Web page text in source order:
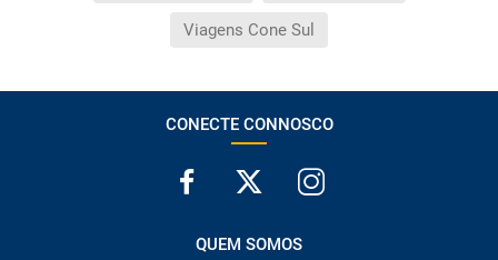
Viagens Cone Sul
CONECTE CONNOSCO
QUEM SOMOS